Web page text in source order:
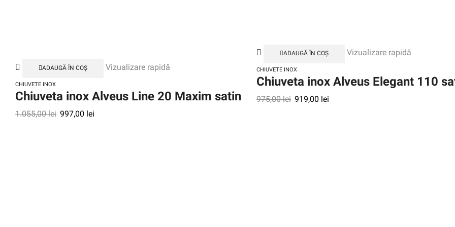
ADAUGĂ ÎN COȘ Vizualizare rapidă
CHIUVETE INOX
Chiuveta inox Alveus Line 20 Maxim satin
1.055,00lei 997,00 lei
ADAUGĂ ÎN COȘ Vizualizare rapidă
CHIUVETE INOX
Chiuveta inox Alveus Elegant 110
975,00lei 919,00 lei